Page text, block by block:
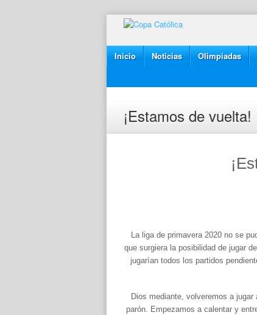
Inicio Noticias Olimpiadas
¡Estamos de vuelta!
La liga de primavera 2020 no se
que surgiera la posibilidad de jugar
jugarían todos los partidos
Dios mediante, volveremos a
parón. Empezamos a calentar y